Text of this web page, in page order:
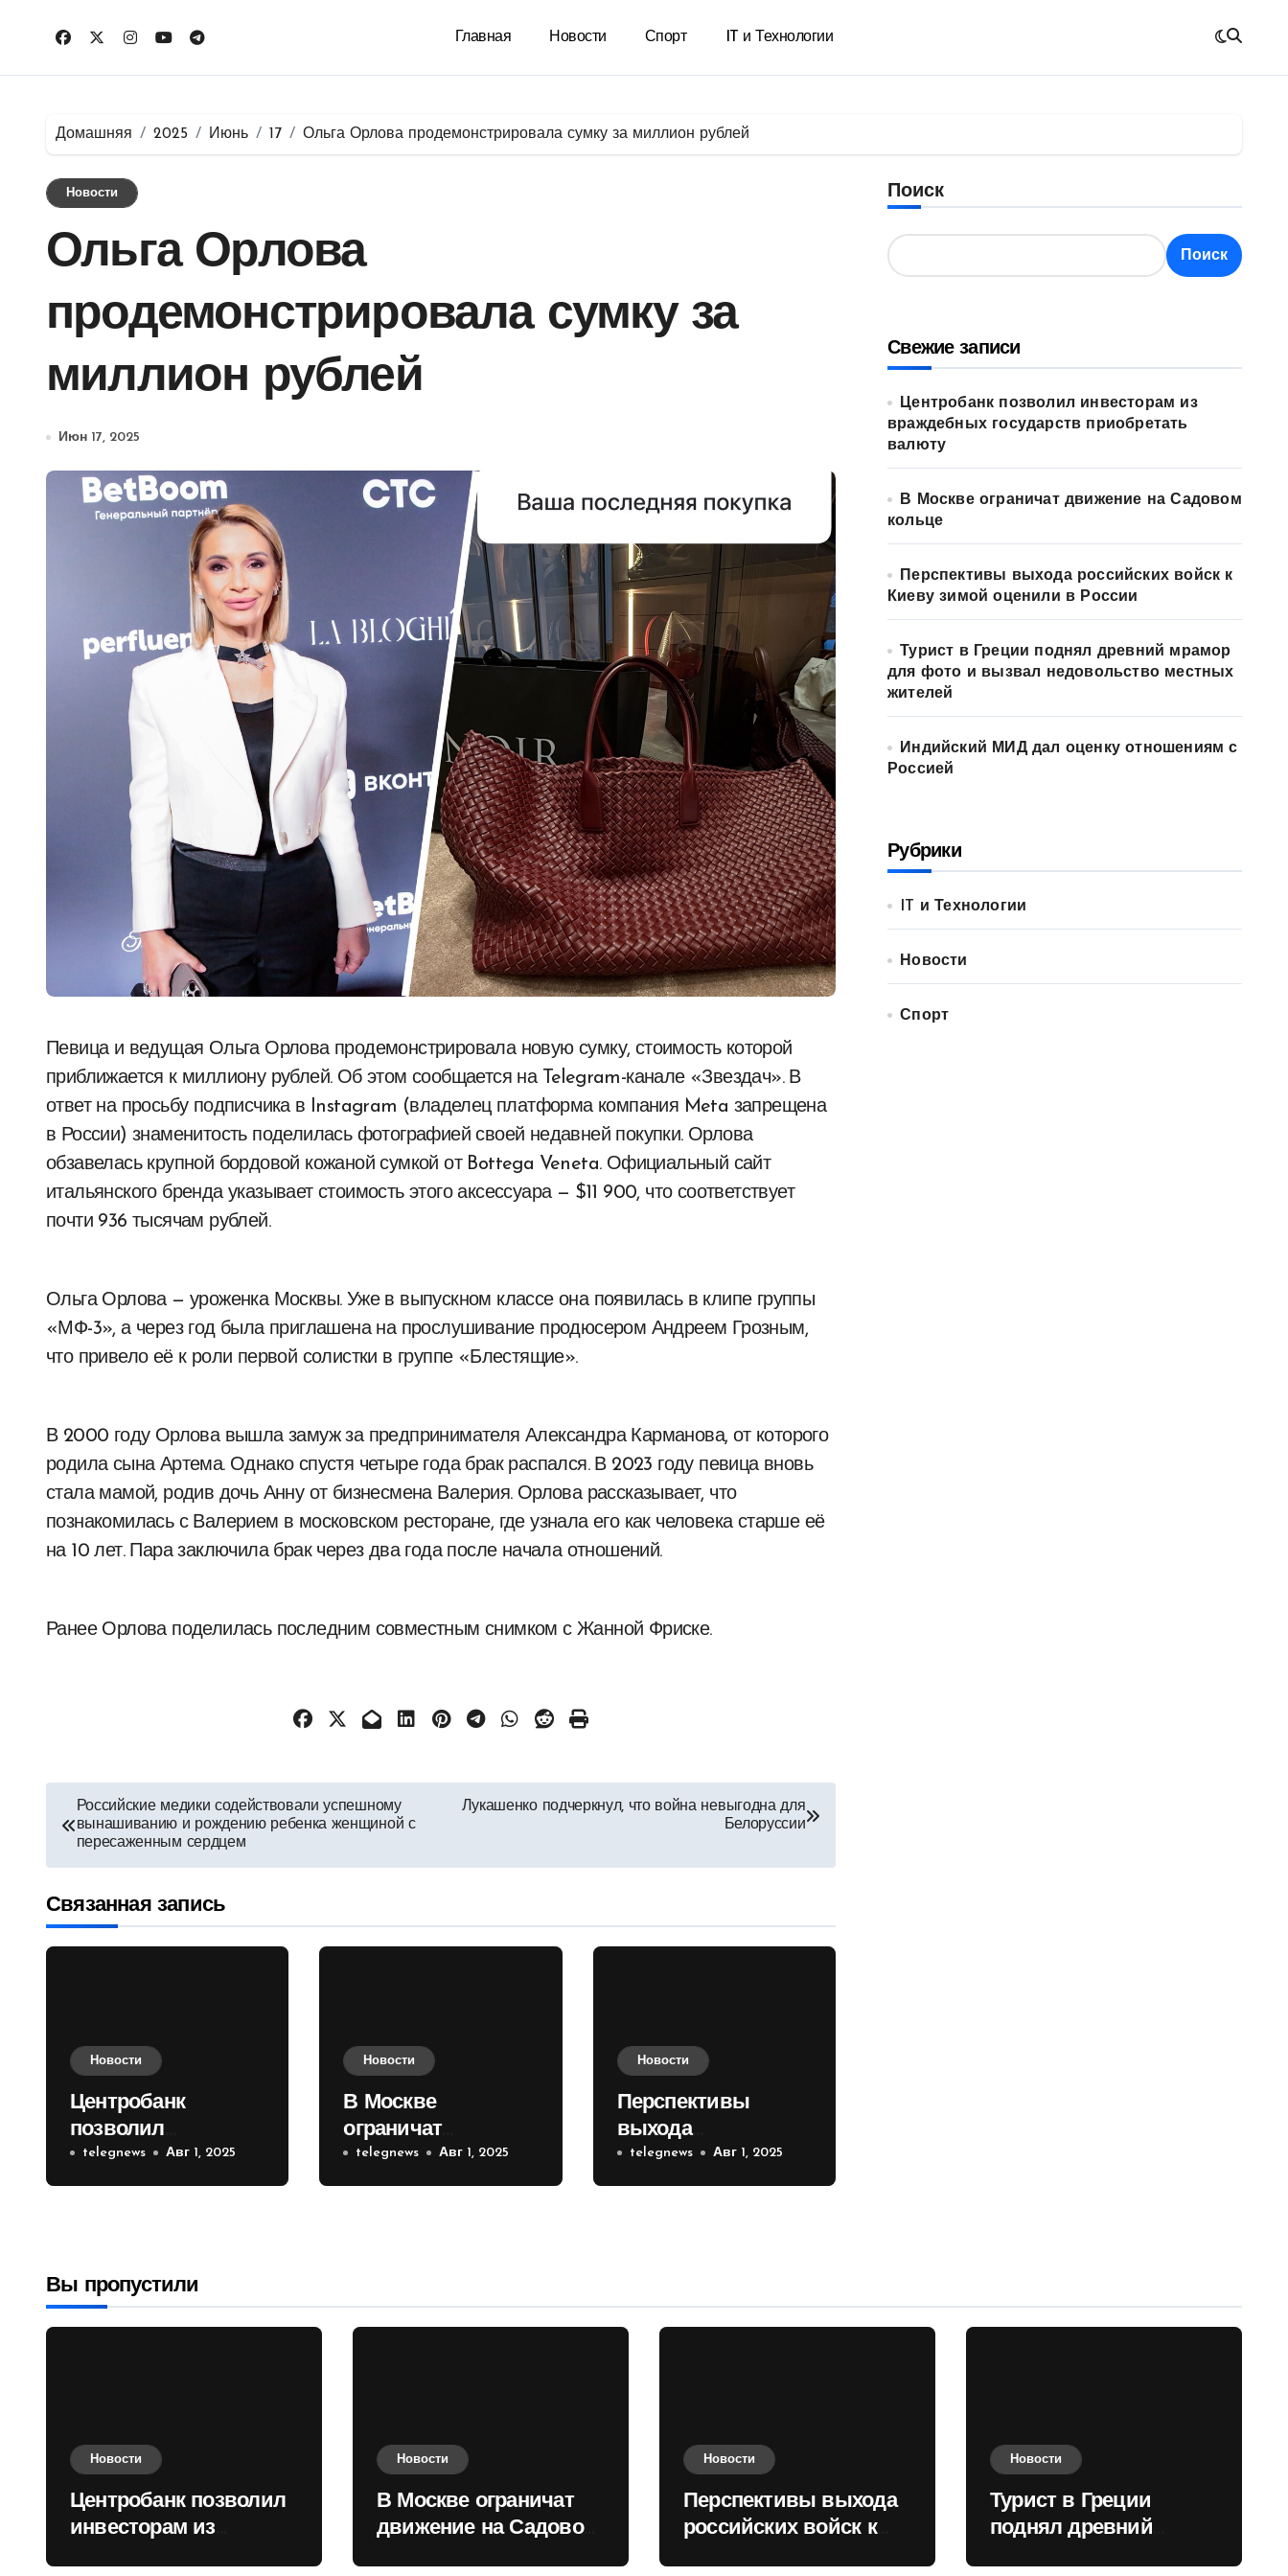
Главная Новости Спорт IT и Технологии
Домашняя 2025 Июнь 17 Ольга Орлова продемонстрировала сумку за миллион рублей
Новости
Ольга Орлова
продемонстрировала сумку за
миллион рублей
Июн 17, 2025
Певица и ведущая Ольга Орлова продемонстрировала новую сумку, стоимость которой
приближается к миллиону рублей. Об этом сообщается на Telegram-канале «Звездач». В
ответ на просьбу подписчика в Instagram (владелец платформа компания Meta запрещена
в России) знаменитость поделилась фотографией своей недавней покупки. Орлова
обзавелась крупной бордовой кожаной сумкой от Bottega Veneta. Официальный сайт
итальянского бренда указывает стоимость этого аксессуара — $11 900, что соответствует
почти 936 тысячам рублей.
Ольга Орлова — уроженка Москвы. Уже в выпускном классе она появилась в клипе группы
«МФ-3», а через год была приглашена на прослушивание продюсером Андреем Грозным,
что привело её к роли первой солистки в группе «Блестящие».
В 2000 году Орлова вышла замуж за предпринимателя Александра Карманова, от которого
родила сына Артема. Однако спустя четыре года брак распался. В 2023 году певица вновь
стала мамой, родив дочь Анну от бизнесмена Валерия. Орлова рассказывает, что
познакомилась с Валерием в московском ресторане, где узнала его как человека старше её
на 10 лет. Пара заключила брак через два года после начала отношений.
Ранее Орлова поделилась последним совместным снимком с Жанной Фриске.
Навигация
по
Российские медики содействовали успешному
вынашиванию и рождению ребенка женщиной с
пересаженным сердцем
Лукашенко подчеркнул, что война невыгодна для
Белоруссии
Связанная запись
Новости
Центробанк
позволил
инвесторам из
враждебных
telegnews Авг 1, 2025
Новости
В Москве
ограничат
движение на
Садовом кольце
telegnews Авг 1, 2025
Новости
Перспективы
выхода
российских войск к
Киеву зимой
telegnews Авг 1, 2025
Поиск
Поиск
Свежие записи
Центробанк позволил инвесторам из
враждебных государств приобретать
валюту
В Москве ограничат движение на Садовом
кольце
Перспективы выхода российских войск к
Киеву зимой оценили в России
Турист в Греции поднял древний мрамор
для фото и вызвал недовольство местных
жителей
Индийский МИД дал оценку отношениям с
Россией
Рубрики
IT и Технологии
Новости
Спорт
Вы пропустили
Новости
Центробанк позволил
инвесторам из
Новости
В Москве ограничат
движение на Садовом
Новости
Перспективы выхода
российских войск к
Новости
Турист в Греции
поднял древний